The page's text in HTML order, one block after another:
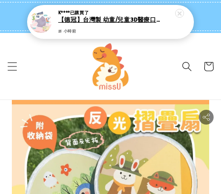
missU 迷思悠官方旗艦店 ❤️ 迷粉招募中
👉點我【追蹤社群送 $20 】